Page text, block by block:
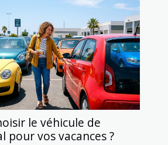
le véhicule de
pour vos vacances ?